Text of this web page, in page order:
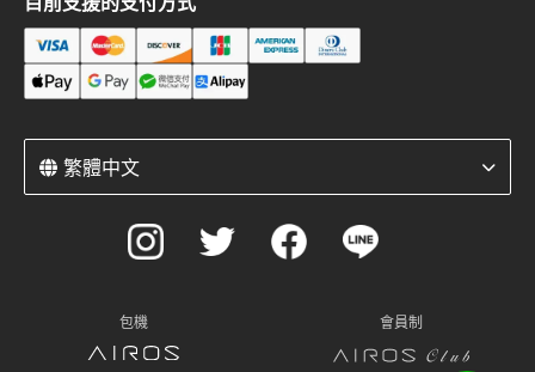
繁體中文
包機 會員制